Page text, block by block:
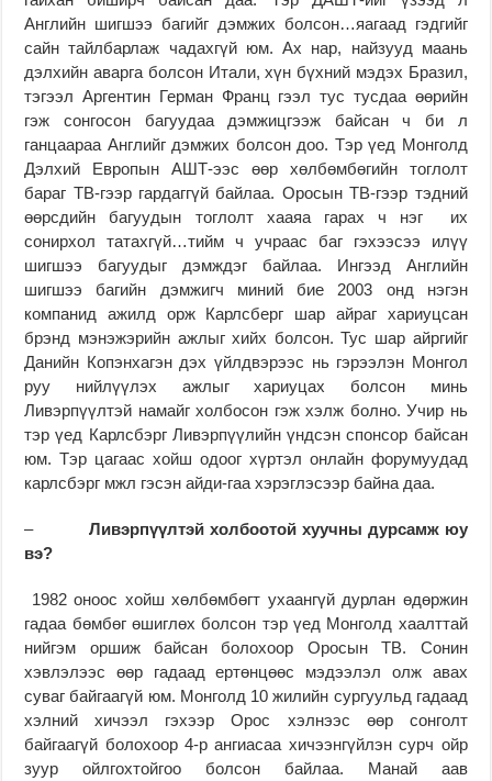
Английн шигшээ багийг дэмжих болсон…яагаад гэдгийг
сайн тайлбарлаж чадахгүй юм. Ах нар, найзууд маань
дэлхийн аварга болсон Итали, хүн бүхний мэдэх Бразил,
тэгээл Аргентин Герман Франц гээл тус тусдаа өөрийн
гэж сонгосон багуудаа дэмжицгээж байсан ч би л
ганцаараа Английг дэмжих болсон доо. Тэр үед Монголд
Дэлхий Европын АШТ-ээс өөр хөлбөмбөгийн тоглолт
бараг ТВ-гээр гардаггүй байлаа. Оросын ТВ-гээр тэдний
өөрсдийн багуудын тоглолт хааяа гарах ч нэг их
сонирхол татахгүй…тийм ч учраас баг гэхээсээ илүү
шигшээ багуудыг дэмждэг байлаа. Ингээд Английн
шигшээ багийн дэмжигч миний бие 2003 онд нэгэн
компанид ажилд орж Карлсберг шар айраг хариуцсан
брэнд мэнэжэрийн ажлыг хийх болсон. Тус шар айргийг
Данийн Копэнхагэн дэх үйлдвэрээс нь гэрээлэн Монгол
руу нийлүүлэх ажлыг хариуцах болсон минь
Ливэрпүүлтэй намайг холбосон гэж хэлж болно. Учир нь
тэр үед Карлсбэрг Ливэрпүүлийн үндсэн спонсор байсан
юм. Тэр цагаас хойш одоог хүртэл онлайн форумуудад
карлсбэрг мжл гэсэн айди-гаа хэрэглэсээр байна даа.
– Ливэрпүүлтэй холбоотой хуучны дурсамж юу
вэ?
1982 оноос хойш хөлбөмбөгт ухаангүй дурлан өдөржин
гадаа бөмбөг өшиглөх болсон тэр үед Монголд хаалттай
нийгэм оршиж байсан болохоор Оросын ТВ. Сонин
хэвлэлээс өөр гадаад ертөнцөөс мэдээлэл олж авах
суваг байгаагүй юм. Монголд 10 жилийн сургуульд гадаад
хэлний хичээл гэхээр Орос хэлнээс өөр сонголт
байгаагүй болохоор 4-р ангиасаа хичээнгүйлэн сурч ойр
зуур ойлгохтойгоо болсон байлаа. Манай аав